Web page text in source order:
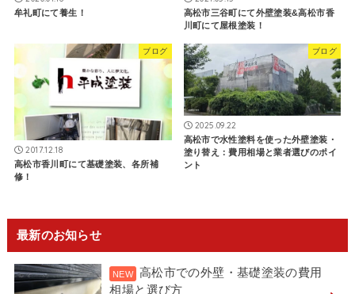
牟礼町にて養生！
高松市三谷町にて外壁塗装&高松市香
川町にて屋根塗装！
ブログ
2017.12.18
高松市香川町にて基礎塗装、各所補
修！
ブログ
2025.09.22
高松市で水性塗料を使った外壁塗装・
塗り替え：費用相場と業者選びのポイ
ント
最新のお知らせ
高松市での外壁・基礎塗装の費用
相場と選び方